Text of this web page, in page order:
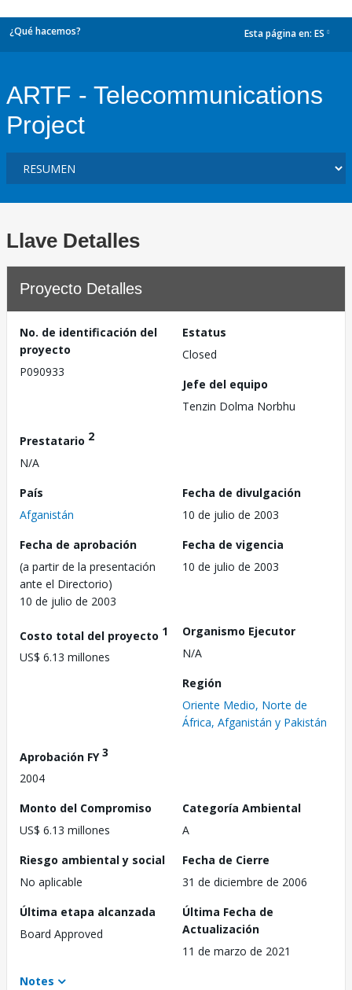
¿Qué hacemos? Esta página en: ES
ARTF - Telecommunications
Project
Llave Detalles
Proyecto Detalles
No. de identificación del
proyecto
P090933
Estatus
Closed
Jefe del equipo
Tenzin Dolma Norbhu
Prestatario 2
N/A
País
Afganistán
Fecha de divulgación
10 de julio de 2003
Fecha de aprobación
(a partir de la presentación
ante el Directorio)
10 de julio de 2003
Fecha de vigencia
10 de julio de 2003
Costo total del proyecto 1
US$ 6.13 millones
Organismo Ejecutor
N/A
Región
Oriente Medio, Norte de
África, Afganistán y Pakistán
Aprobación FY3
2004
Monto del Compromiso
US$ 6.13 millones
Categoría Ambiental
A
Riesgo ambiental y social
No aplicable
Fecha de Cierre
31 de diciembre de 2006
Última etapa alcanzada
Board Approved
Última Fecha de
Actualización
11 de marzo de 2021
Notes